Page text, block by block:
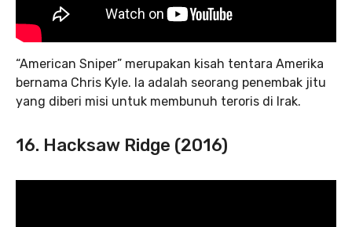
“American Sniper” merupakan kisah tentara Amerika
bernama Chris Kyle. Ia adalah seorang penembak jitu
yang diberi misi untuk membunuh teroris di Irak.
16. Hacksaw Ridge (2016)